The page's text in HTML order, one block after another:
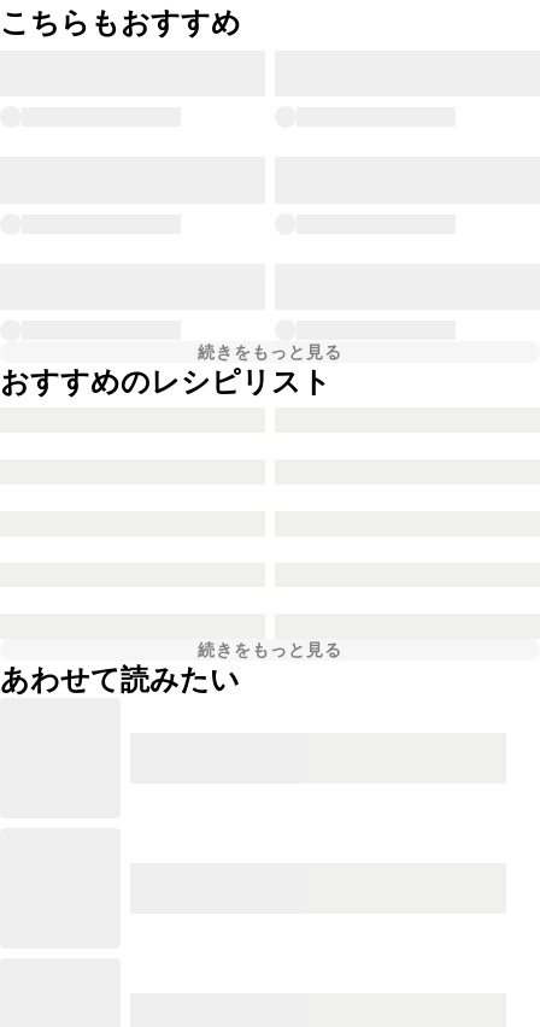
こちらもおすすめ
続きをもっと見る
おすすめのレシピリスト
続きをもっと見る
あわせて読みたい